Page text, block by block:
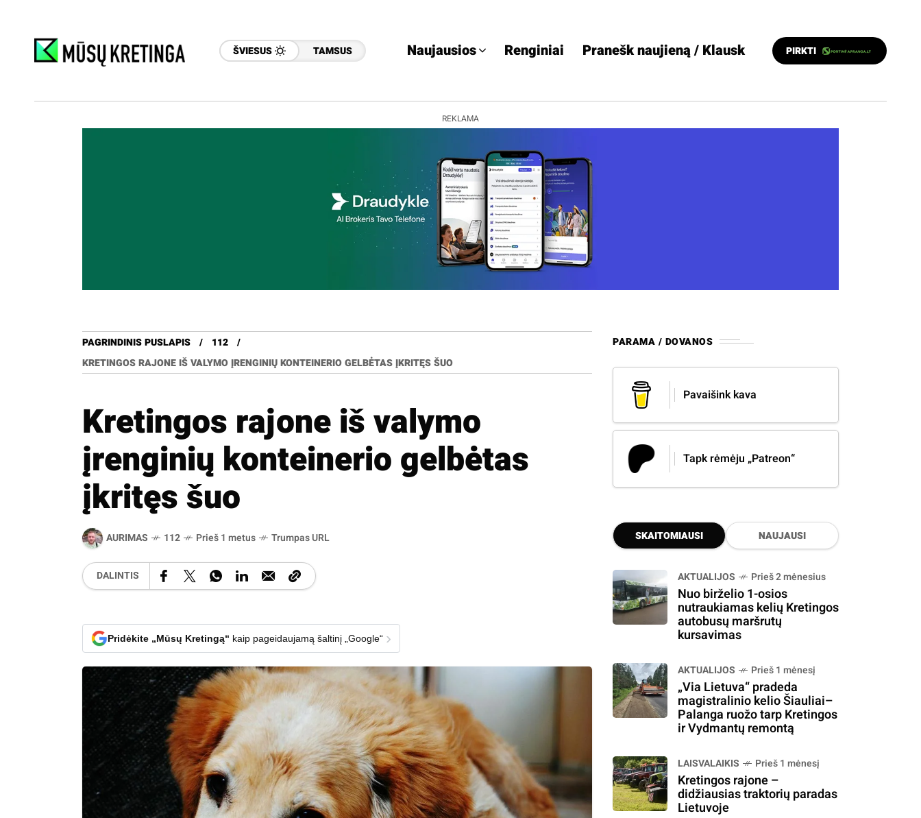
ŠVIESUS TAMSUS Naujausios Renginiai Pranešk naujieną / Klausk PIRKTI
REKLAMA
PAGRINDINIS PUSLAPIS
112
KRETINGOS RAJONE IŠ VALYMO ĮRENGINIŲ KONTEINERIO GELBĖTAS ĮKRITĘS ŠUO
Kretingos rajone iš valymo
įrenginių konteinerio gelbėtas
įkritęs šuo
AURIMAS 112 Prieš 1 metus Trumpas URL
DALINTIS
Pridėkite „Mūsų Kretingą“ kaip pageidaujamą šaltinį „Google“ ›
PARAMA / DOVANOS
Pavaišink kava
Tapk rėmėju „Patreon“
SKAITOMIAUSI NAUJAUSI
AKTUALIJOS Prieš 2 mėnesius
Nuo birželio 1-osios
nutraukiamas kelių Kretingos
autobusų maršrutų
kursavimas
AKTUALIJOS Prieš 1 mėnesį
„Via Lietuva“ pradeda
magistralinio kelio Šiauliai–
Palanga ruožo tarp Kretingos
ir Vydmantų remontą
LAISVALAIKIS Prieš 1 mėnesį
Kretingos rajone –
didžiausias traktorių paradas
Lietuvoje